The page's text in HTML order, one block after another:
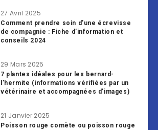
27 Avril 2025
Comment prendre soin d’une écrevisse
de compagnie : Fiche d’information et
conseils 2024
29 Mars 2025
7 plantes idéales pour les bernard-
l’hermite (informations vérifiées par un
vétérinaire et accompagnées d’images)
21 Janvier 2025
Poisson rouge comète ou poisson rouge